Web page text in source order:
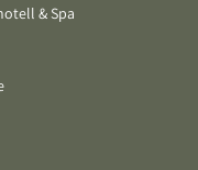
& Spa